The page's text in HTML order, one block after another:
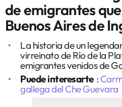
de emigrantes
Buenos Aires de
La historia de un
virreinato de Río de la
emigrantes venidos de
Puede interesarte :
gallega del Che Guevara